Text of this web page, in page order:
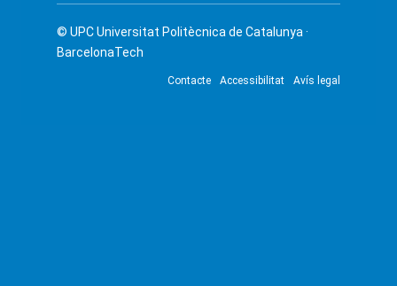
© UPCUniversitat Politècnica de Catalunya ·
BarcelonaTech
Contacte Accessibilitat Avís legal